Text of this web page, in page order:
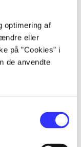
optimering af
eller
på ”Cookies” i
de anvendte
sit amet ...
sit amet ...
sit amet ...
sit amet ...